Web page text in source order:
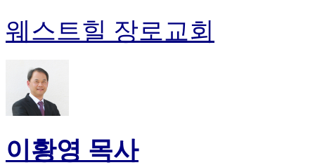
웨스트힐 장로교회
이황영 목사